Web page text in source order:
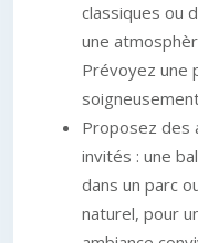
classiques ou
une
Prévoyez une
Proposez des
invités : une
dans un parc
naturel, pour